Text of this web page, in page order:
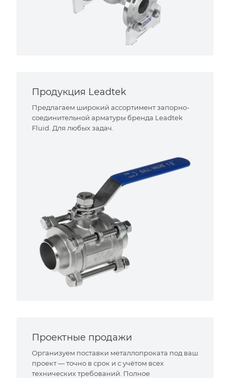
Продукция Leadtek
Предлагаем широкий ассортимент запорно-
соединительной арматуры бренда Leadtek
Fluid. Для любых задач.
Проектные продажи
Организуем поставки металлопроката под ваш
проект — точно в срок и с учётом всех
технических требований. Полное